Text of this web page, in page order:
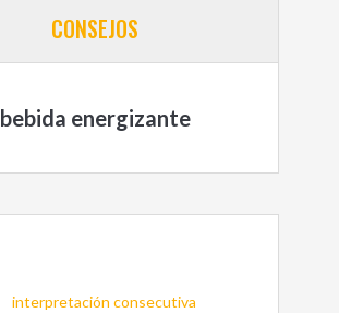
CONSEJOS
bebida energizante